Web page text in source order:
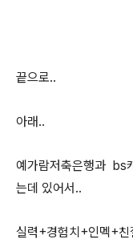
끝으로..
아래..
예가람저축은행과 bs
는데 있어서..
실력+경험치+인멕+친